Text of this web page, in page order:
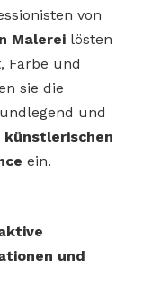
von
Malerei lösten
Farbe und
sie die
und
ein.
und